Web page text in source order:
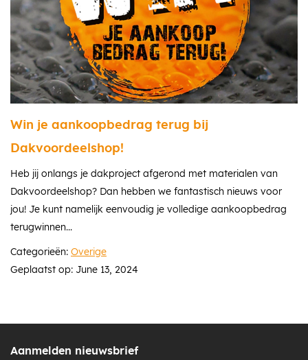
Win je aankoopbedrag terug bij
Dakvoordeelshop!
Heb jij onlangs je dakproject afgerond met materialen van
Dakvoordeelshop? Dan hebben we fantastisch nieuws voor
jou! Je kunt namelijk eenvoudig je volledige aankoopbedrag
terugwinnen...
Categorieën: Overige
Geplaatst op: June 13, 2024
Aanmelden nieuwsbrief